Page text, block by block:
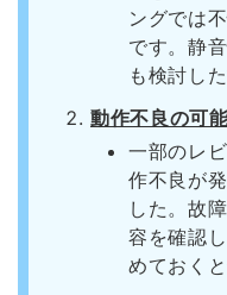
ングでは
です。静
も検討し
動作不良の可
一部のレ
作不良が
した。故
容を確認
めておく